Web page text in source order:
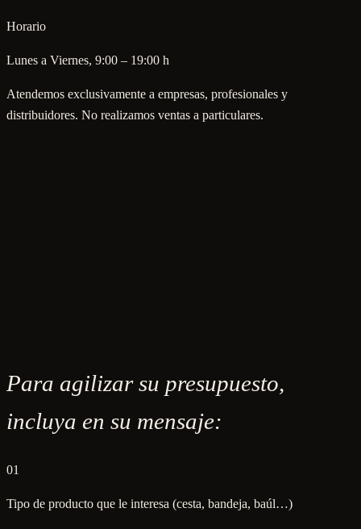
Horario
Lunes a Viernes, 9:00 – 19:00 h
Atendemos exclusivamente a empresas, profesionales y
distribuidores. No realizamos ventas a particulares.
Para agilizar su presupuesto,
incluya en su mensaje:
01
Tipo de producto que le interesa (cesta, bandeja, baúl…)